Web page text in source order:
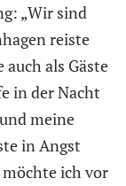
„Wir sind
reiste
auch als Gäste
in der Nacht
meine
in Angst
ich vor